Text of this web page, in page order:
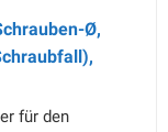
Ø,
für den